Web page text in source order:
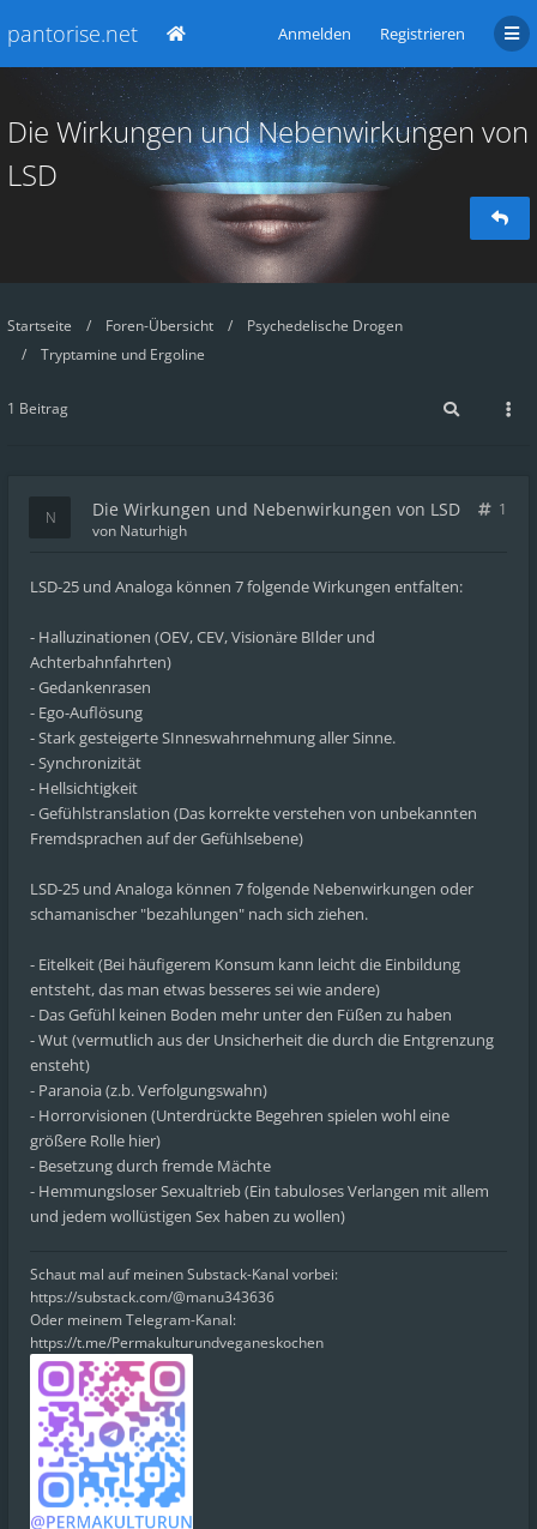
pantorise.net Anmelden Registrieren
Die Wirkungen und Nebenwirkungen von
LSD
Startseite Foren-Übersicht
Psychedelische Drogen
Tryptamine und Ergoline
1 Beitrag
Die Wirkungen und Nebenwirkungen von LSD
1
von Naturhigh
LSD-25 und Analoga können 7 folgende Wirkungen entfalten:
- Halluzinationen (OEV, CEV, Visionäre BIlder und
Achterbahnfahrten)
- Gedankenrasen
- Ego-Auflösung
- Stark gesteigerte SInneswahrnehmung aller Sinne.
- Synchronizität
- Hellsichtigkeit
- Gefühlstranslation (Das korrekte verstehen von unbekannten
Fremdsprachen auf der Gefühlsebene)
LSD-25 und Analoga können 7 folgende Nebenwirkungen oder
schamanischer "bezahlungen" nach sich ziehen.
- Eitelkeit (Bei häufigerem Konsum kann leicht die Einbildung
entsteht, das man etwas besseres sei wie andere)
- Das Gefühl keinen Boden mehr unter den Füßen zu haben
- Wut (vermutlich aus der Unsicherheit die durch die Entgrenzung
ensteht)
- Paranoia (z.b. Verfolgungswahn)
- Horrorvisionen (Unterdrückte Begehren spielen wohl eine
größere Rolle hier)
- Besetzung durch fremde Mächte
- Hemmungsloser Sexualtrieb (Ein tabuloses Verlangen mit allem
und jedem wollüstigen Sex haben zu wollen)
Schaut mal auf meinen Substack-Kanal vorbei:
https://substack.com/@manu343636
Oder meinem Telegram-Kanal:
https://t.me/Permakulturundveganeskochen